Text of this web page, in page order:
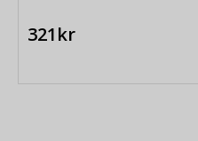
321kr